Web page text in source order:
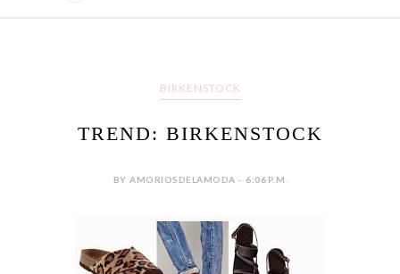
BIRKENSTOCK
TREND: BIRKENSTOCK
BY AMORIOSDELAMODA - 6:06 P.M.